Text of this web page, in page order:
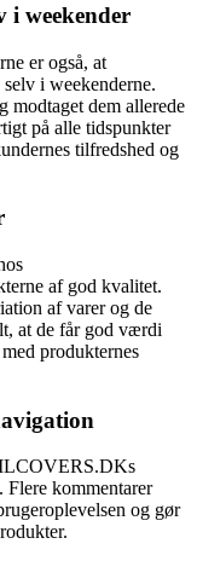
i weekender
er også, at
i weekenderne.
modtaget dem allerede
på alle tidspunkter
tilfredshed og
af god kvalitet.
af varer og de
at de får god værdi
produkternes
Flere kommentarer
og gør